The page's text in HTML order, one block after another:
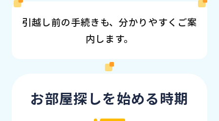
引越し前の手続きも、分かりやすくご案
内します。
お部屋探しを始める時期